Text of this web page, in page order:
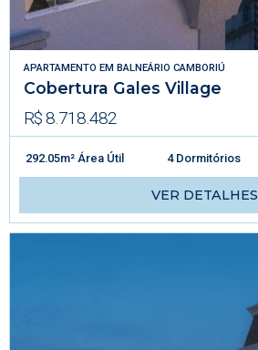
APARTAMENTO EM BALNEÁRIO CAMBORIÚ
Cobertura Gales Village
R$ 8.718.482
292.05m² Área Útil 4 Dormitórios
VER DETALHES